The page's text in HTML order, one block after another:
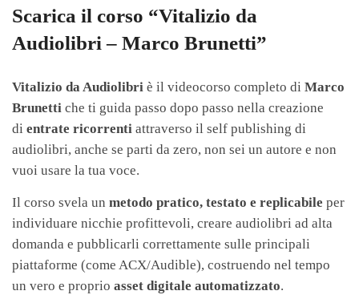
Scarica il corso “Vitalizio da
Audiolibri – Marco Brunetti”
Vitalizio da Audiolibri è il videocorso completo di Marco
Brunetti che ti guida passo dopo passo nella creazione
di entrate ricorrenti attraverso il self publishing di
audiolibri, anche se parti da zero, non sei un autore e non
vuoi usare la tua voce.
Il corso svela un metodo pratico, testato e replicabile per
individuare nicchie profittevoli, creare audiolibri ad alta
domanda e pubblicarli correttamente sulle principali
piattaforme (come ACX/Audible), costruendo nel tempo
un vero e proprio asset digitale automatizzato.